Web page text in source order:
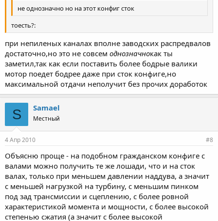
не однозначно но на этот конфиг сток
тоесть?:
при непиленых каналах вполне заводских распредвалов
достаточно,но это не совсем однозначнокак ты
заметил,так как если поставить более бодрые валики
мотор поедет бодрее даже при сток конфиге,но
максимальной отдачи неполучит без прочих доработок
S Samael
Местный
4 Апр 2010 #8
Объясню проще - на подобном гражданском конфиге с
валами можно получить те же лошади, что и на сток
валах, только при меньшем давлении наддува, а значит
с меньшей нагрузкой на турбину, с меньшим пинком
под зад трансмиссии и сцеплению, с более ровной
характеристикой момента и мощности, с более высокой
степенью сжатия (а значит с более высокой